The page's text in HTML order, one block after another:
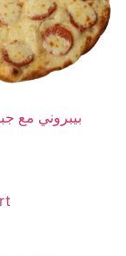
بيبروني مع